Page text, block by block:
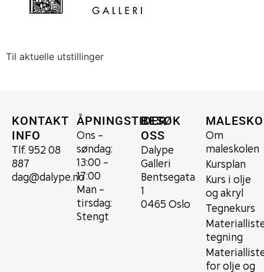
Til aktuelle utstillinger
KONTAKT
INFO
Tlf. 952 08
887
dag@dalype.no
ÅPNINGSTIDER
Ons –
søndag:
13:00 –
17:00
Man –
tirsdag:
Stengt
BESØK
OSS
Dalype
Galleri
Bentsegata
1
0465 Oslo
Om
maleskolen
Kursplan
Kurs i olje
og akryl
Tegnekurs
tegning
for olje og